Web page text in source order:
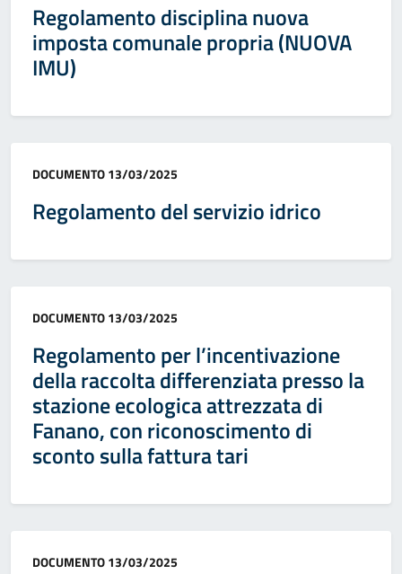
Regolamento disciplina nuova
imposta comunale propria (NUOVA
IMU)
Categoria:
DOCUMENTO13/03/2025
Regolamento del servizio idrico
Categoria:
DOCUMENTO13/03/2025
Regolamento per l’incentivazione
della raccolta differenziata presso la
stazione ecologica attrezzata di
Fanano, con riconoscimento di
sconto sulla fattura tari
Categoria:
DOCUMENTO13/03/2025